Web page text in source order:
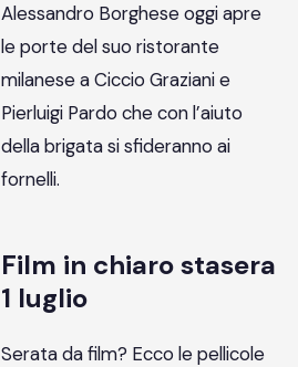
Alessandro Borghese oggi apre
le porte del suo ristorante
milanese a Ciccio Graziani e
Pierluigi Pardo che con l’aiuto
della brigata si sfideranno ai
fornelli.
Film in chiaro stasera
1 luglio
Serata da film? Ecco le pellicole